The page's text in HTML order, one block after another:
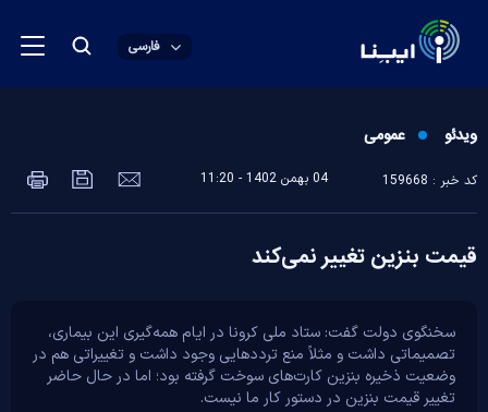
فارسی
ویدئو عمومی
کد خبر : 159668 04 بهمن 1402 - 11:20
قیمت بنزین تغییر نمی‌کند
سخنگوی دولت گفت: ستاد ملی کرونا در ایام همه‌گیری این بیماری،
تصمیماتی داشت و مثلاً منع تردد‌هایی وجود داشت و تغییراتی هم در
وضعیت ذخیره بنزین کارت‌های سوخت گرفته بود؛ اما در حال حاضر
تغییر قیمت بنزین در دستور کار ما نیست.